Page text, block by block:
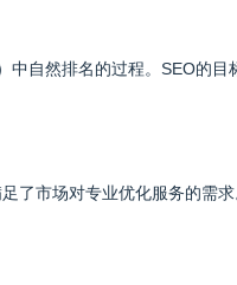
自然排名的过程。SEO的
了市场对专业优化服务的需